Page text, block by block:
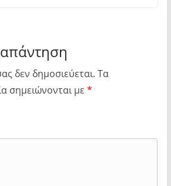
δεν δημοσιεύεται. Τα
σημειώνονται με *